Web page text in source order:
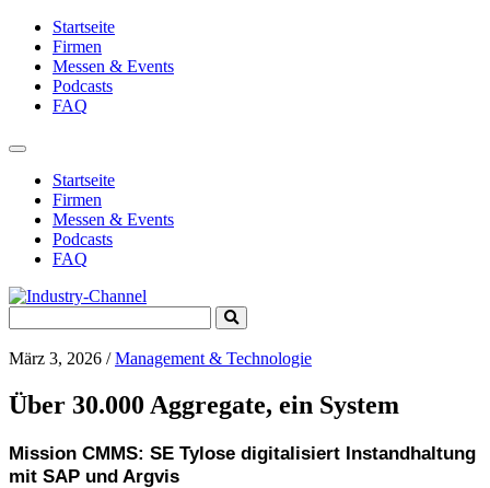
Startseite
Firmen
Messen & Events
Podcasts
FAQ
Toggle
navigationStartseite
Firmen
Messen & Events
Podcasts
FAQ
for:
Submit
Search
März 3, 2026 /Management & Technologie
Über 30.000 Aggregate, ein System
Mission CMMS: SE Tylose digitalisiert Instandhaltung
mit SAP und Argvis